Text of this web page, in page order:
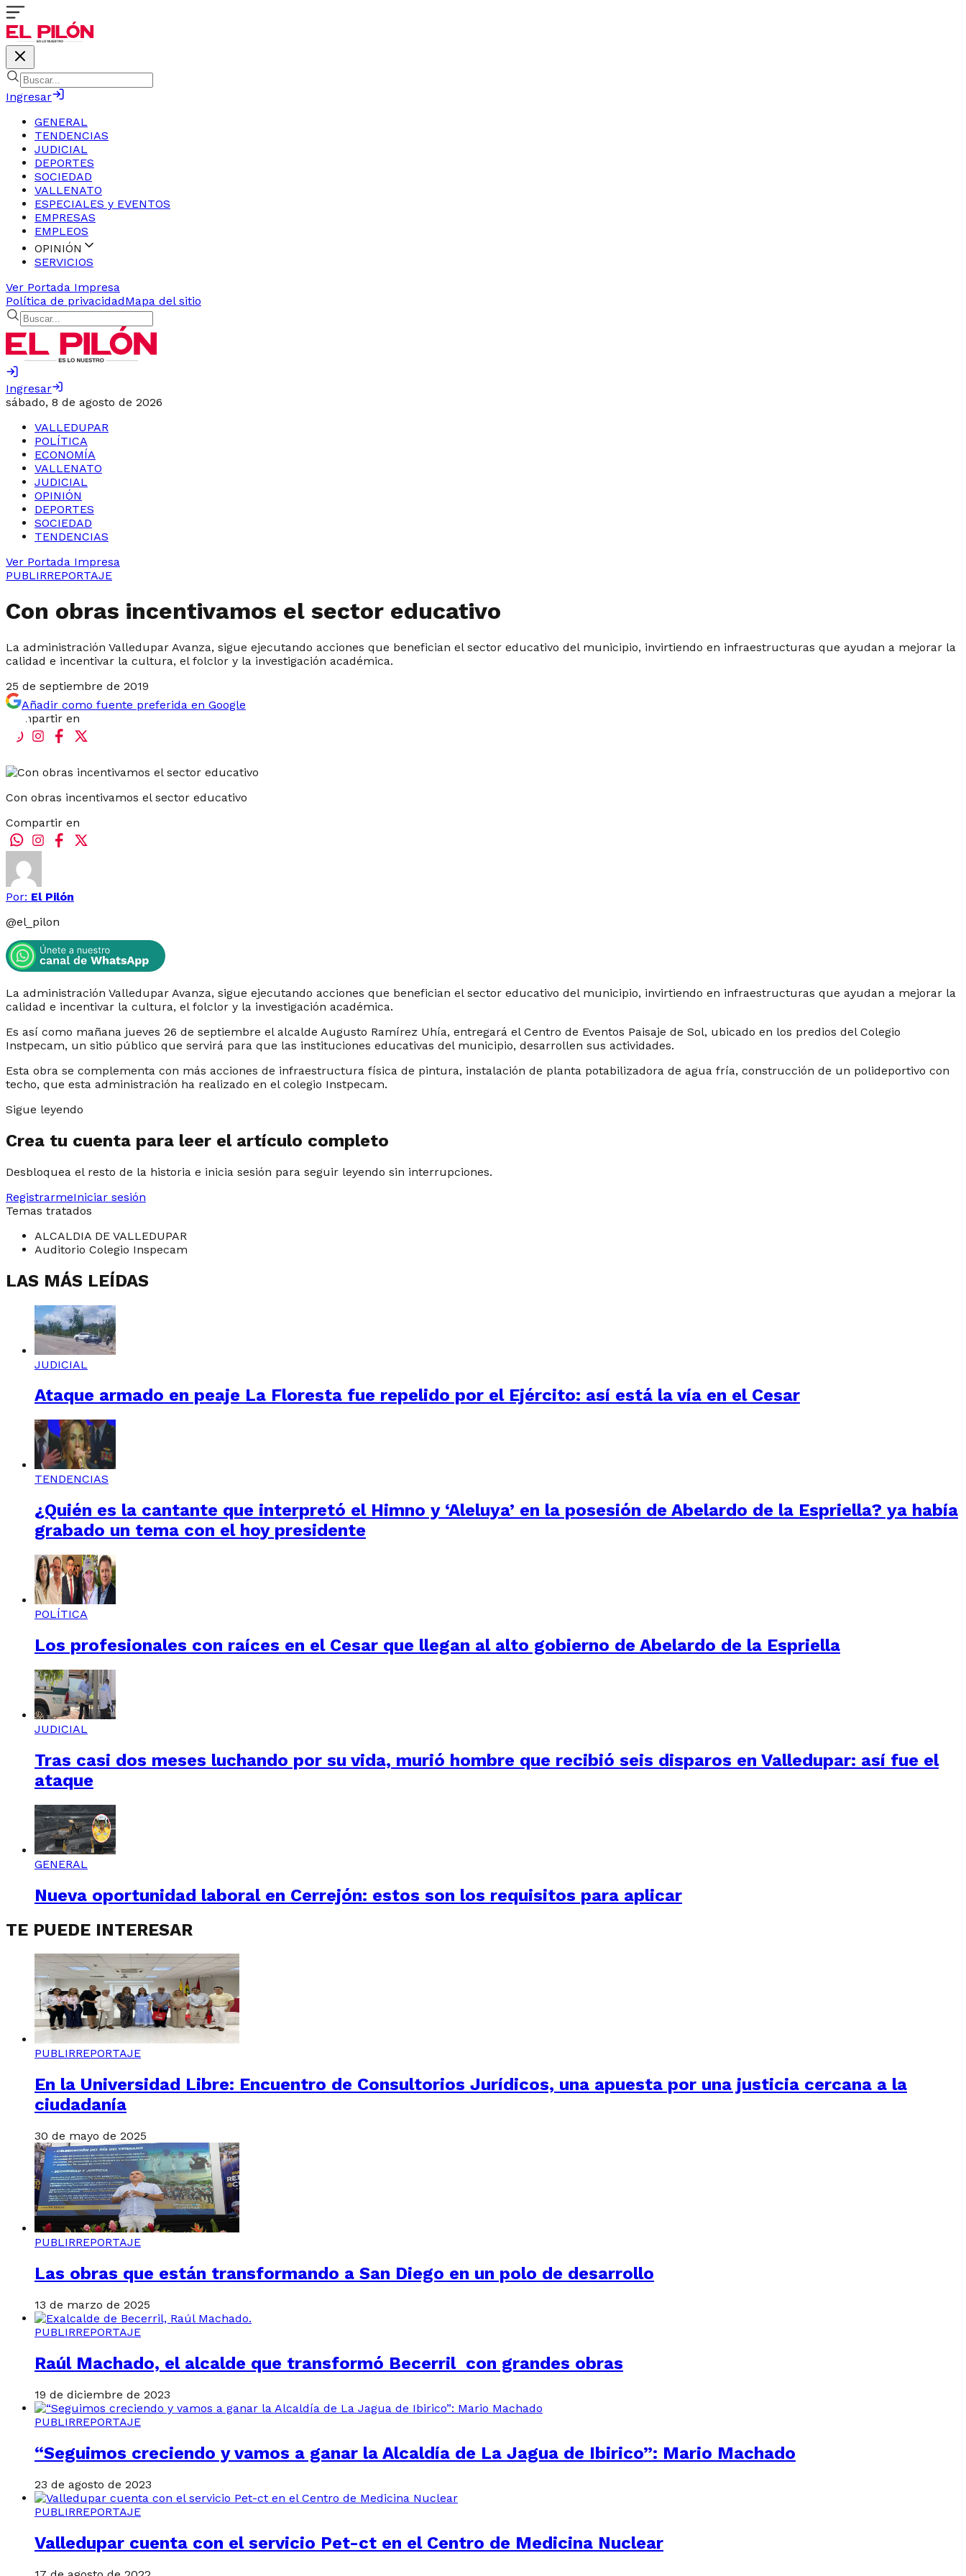
Ingresar
GENERAL
TENDENCIAS
JUDICIAL
DEPORTES
SOCIEDAD
VALLENATO
ESPECIALES y EVENTOS
EMPRESAS
EMPLEOS
OPINIÓN
SERVICIOS
Ver Portada Impresa
Política de privacidadMapa del sitio
Ingresar
sábado, 8 de agosto de 2026
VALLEDUPAR
POLÍTICA
ECONOMÍA
VALLENATO
JUDICIAL
OPINIÓN
DEPORTES
SOCIEDAD
TENDENCIAS
Ver Portada Impresa
PUBLIRREPORTAJE
Con obras incentivamos el sector educativo
La administración Valledupar Avanza, sigue ejecutando acciones que benefician el sector educativo del municipio, invirtiendo en infraestructuras que ayudan a mejorar la
calidad e incentivar la cultura, el folclor y la investigación académica.
25 de septiembre de 2019
Añadir como fuente preferida en Google
Compartir en
Con obras incentivamos el sector educativo
Compartir en
Por: El Pilón
@el_pilon
La administración Valledupar Avanza, sigue ejecutando acciones que benefician el sector educativo del municipio, invirtiendo en infraestructuras que ayudan a mejorar la
calidad e incentivar la cultura, el folclor y la investigación académica.
Es así como mañana jueves 26 de septiembre el alcalde Augusto Ramírez Uhía, entregará el Centro de Eventos Paisaje de Sol, ubicado en los predios del Colegio
Instpecam, un sitio público que servirá para que las instituciones educativas del municipio, desarrollen sus actividades.
Esta obra se complementa con más acciones de infraestructura física de pintura, instalación de planta potabilizadora de agua fría, construcción de un polideportivo con
techo, que esta administración ha realizado en el colegio Instpecam.
Sigue leyendo
Crea tu cuenta para leer el artículo completo
Desbloquea el resto de la historia e inicia sesión para seguir leyendo sin interrupciones.
RegistrarmeIniciar sesión
Temas tratados
ALCALDIA DE VALLEDUPAR
Auditorio Colegio Inspecam
LAS MÁS LEÍDAS
JUDICIAL
Ataque armado en peaje La Floresta fue repelido por el Ejército: así está la vía en el Cesar
TENDENCIAS
¿Quién es la cantante que interpretó el Himno y ‘Aleluya’ en la posesión de Abelardo de la Espriella? ya había
grabado un tema con el hoy presidente
POLÍTICA
Los profesionales con raíces en el Cesar que llegan al alto gobierno de Abelardo de la Espriella
JUDICIAL
Tras casi dos meses luchando por su vida, murió hombre que recibió seis disparos en Valledupar: así fue el
ataque
GENERAL
Nueva oportunidad laboral en Cerrejón: estos son los requisitos para aplicar
TE PUEDE INTERESAR
PUBLIRREPORTAJE
En la Universidad Libre: Encuentro de Consultorios Jurídicos, una apuesta por una justicia cercana a la
ciudadanía
30 de mayo de 2025
PUBLIRREPORTAJE
Las obras que están transformando a San Diego en un polo de desarrollo
13 de marzo de 2025
PUBLIRREPORTAJE
Raúl Machado, el alcalde que transformó Becerril con grandes obras
19 de diciembre de 2023
PUBLIRREPORTAJE
“Seguimos creciendo y vamos a ganar la Alcaldía de La Jagua de Ibirico”: Mario Machado
23 de agosto de 2023
PUBLIRREPORTAJE
Valledupar cuenta con el servicio Pet-ct en el Centro de Medicina Nuclear